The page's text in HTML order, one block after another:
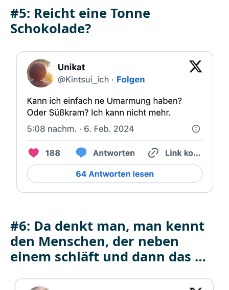
#5: Reicht eine Tonne
Schokolade?
#6: Da denkt man, man kennt
den Menschen, der neben
einem schläft und dann das …